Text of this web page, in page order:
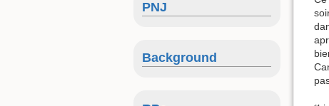
PNJ
Background